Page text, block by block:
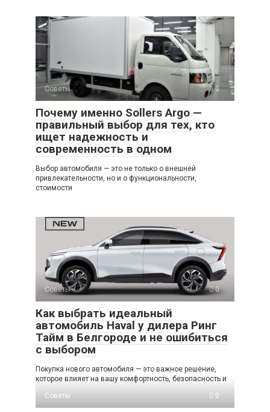
Советы 0
Почему именно Sollers Argo —
правильный выбор для тех, кто
ищет надежность и
современность в одном
Выбор автомобиля — это не только о внешней
привлекательности, но и о функциональности,
стоимости
Советы 0
Как выбрать идеальный
автомобиль Haval у дилера Ринг
Тайм в Белгороде и не ошибиться
с выбором
Покупка нового автомобиля — это важное решение,
которое влияет на вашу комфортность, безопасность и
Советы
0